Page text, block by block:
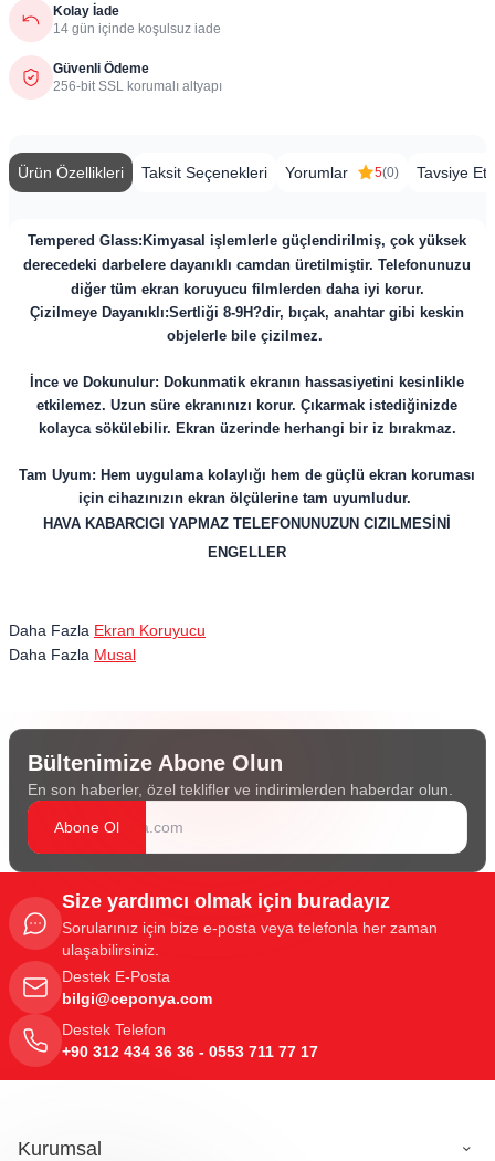
Kolay İade
14 gün içinde koşulsuz iade
Güvenli Ödeme
256-bit SSL korumalı altyapı
Ürün Özellikleri Taksit Seçenekleri Yorumlar 5(0) Tavsiye Et
Tempered Glass:Kimyasal işlemlerle güçlendirilmiş, çok yüksek
derecedeki darbelere dayanıklı camdan üretilmiştir. Telefonunuzu
diğer tüm ekran koruyucu filmlerden daha iyi korur.
Çizilmeye Dayanıklı:Sertliği 8-9H?dir, bıçak, anahtar gibi keskin
objelerle bile çizilmez.
İnce ve Dokunulur: Dokunmatik ekranın hassasiyetini kesinlikle
etkilemez. Uzun süre ekranınızı korur. Çıkarmak istediğinizde
kolayca sökülebilir. Ekran üzerinde herhangi bir iz bırakmaz.
Tam Uyum: Hem uygulama kolaylığı hem de güçlü ekran koruması
için cihazınızın ekran ölçülerine tam uyumludur.
HAVA KABARCIGI YAPMAZ TELEFONUNUZUN CIZILMESİNİ
ENGELLER
Daha Fazla Ekran Koruyucu
Daha Fazla Musal
Bültenimize Abone Olun
En son haberler, özel teklifler ve indirimlerden haberdar olun.
Abone Ol
Size yardımcı olmak için buradayız
Sorularınız için bize e-posta veya telefonla her zaman
ulaşabilirsiniz.
Destek E-Posta
bilgi@ceponya.com
Destek Telefon
+90 312 434 36 36 - 0553 711 77 17
Kurumsal